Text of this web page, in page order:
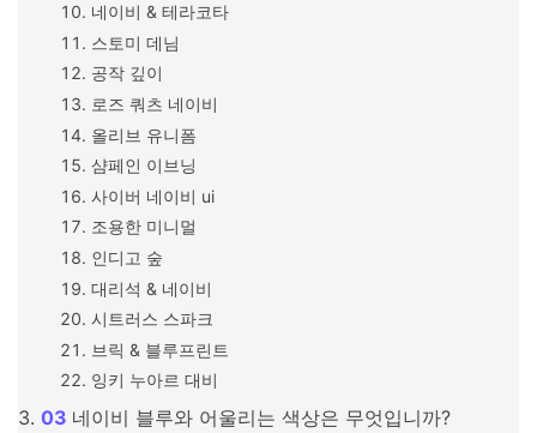
네이비 & 테라코타
스토미 데님
공작 깊이
로즈 쿼츠 네이비
올리브 유니폼
샴페인 이브닝
사이버 네이비 ui
조용한 미니멀
인디고 숲
대리석 & 네이비
시트러스 스파크
브릭 & 블루프린트
잉키 누아르 대비
네이비 블루와 어울리는 색상은 무엇입니까?